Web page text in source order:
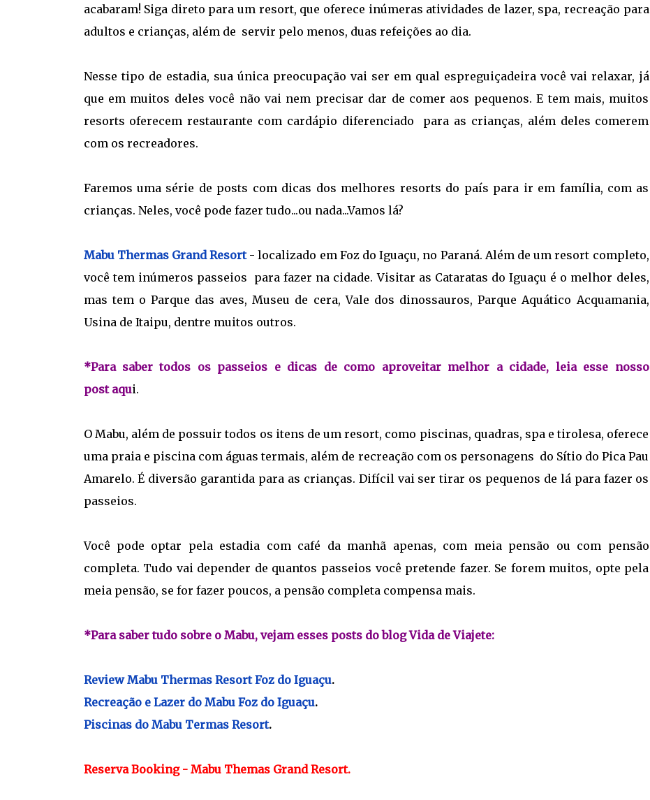
acabaram! Siga direto para um resort, que oferece inúmeras atividades de lazer, spa, recreação para
adultos e crianças, além de servir pelo menos, duas refeições ao dia.
Nesse tipo de estadia, sua única preocupação vai ser em qual espreguiçadeira você vai relaxar, já
que em muitos deles você não vai nem precisar dar de comer aos pequenos. E tem mais, muitos
resorts oferecem restaurante com cardápio diferenciado para as crianças, além deles comerem
com os recreadores.
Faremos uma série de posts com dicas dos melhores resorts do país para ir em família, com as
crianças. Neles, você pode fazer tudo...ou nada...Vamos lá?
Mabu Thermas Grand Resort- localizado em Foz do Iguaçu, no Paraná. Além de um resort completo,
você tem inúmeros passeios para fazer na cidade. Visitar as Cataratas do Iguaçu é o melhor deles,
mas tem o Parque das aves, Museu de cera, Vale dos dinossauros, Parque Aquático Acquamania,
Usina de Itaipu, dentre muitos outros.
*Para saber todos os passeios e dicas de como aproveitar melhor a cidade, leia esse nosso
post aqui.
O Mabu, além de possuir todos os itens de um resort, como piscinas, quadras, spa e tirolesa, oferece
uma praia e piscina com águas termais, além de recreação com os personagens do Sítio do Pica Pau
Amarelo. É diversão garantida para as crianças. Difícil vai ser tirar os pequenos de lá para fazer os
passeios.
Você pode optar pela estadia com café da manhã apenas, com meia pensão ou com pensão
completa. Tudo vai depender de quantos passeios você pretende fazer. Se forem muitos, opte pela
meia pensão, se for fazer poucos, a pensão completa compensa mais.
*Para saber tudo sobre o Mabu, vejam esses posts do blog Vida de Viajete:
Review Mabu Thermas Resort Foz do Iguaçu.
Recreação e Lazer do Mabu Foz do Iguaçu.
Piscinas do Mabu Termas Resort.
Reserva Booking - Mabu Themas Grand Resort.